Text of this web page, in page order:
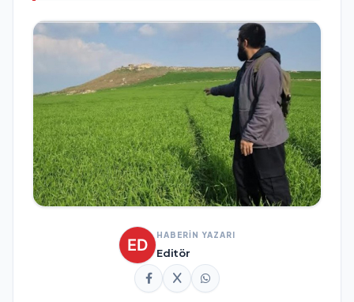
HABERİN YAZARI
Editör